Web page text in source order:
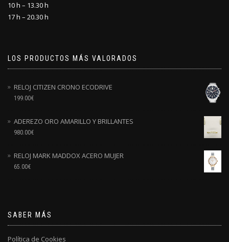
10 h – 13.30 h
17 h – 20.30 h
LOS PRODUCTOS MÁS VALORADOS
RELOJ CITIZEN CRONO ECODRIVE
199.00€
ADEREZO ORO AMARILLO Y BRILLANTES
980.00€
RELOJ MARK MADDOX ACERO MUJER
65.00€
SABER MÁS
Política de Cookies